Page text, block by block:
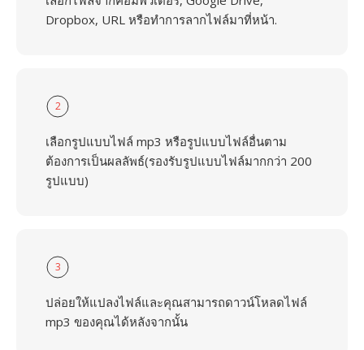
Dropbox, URL หรือทำการลากไฟล์มาที่หน้า.
2
เลือกรูปแบบไฟล์ mp3 หรือรูปแบบไฟล์อื่นตาม
ต้องการเป็นผลลัพธ์(รองรับรูปแบบไฟล์มากกว่า 200
รูปแบบ)
3
ปล่อยให้แปลงไฟล์และคุณสามารถดาวน์โหลดไฟล์
mp3 ของคุณได้หลังจากนั้น